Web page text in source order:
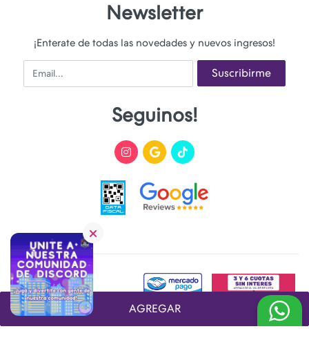
AGREGAR
Newsletter
¡Enterate de todas las novedades y nuevos ingresos!
Email Suscribirme
Seguinos!
Desarrollado y Diseñado por FoxTienda